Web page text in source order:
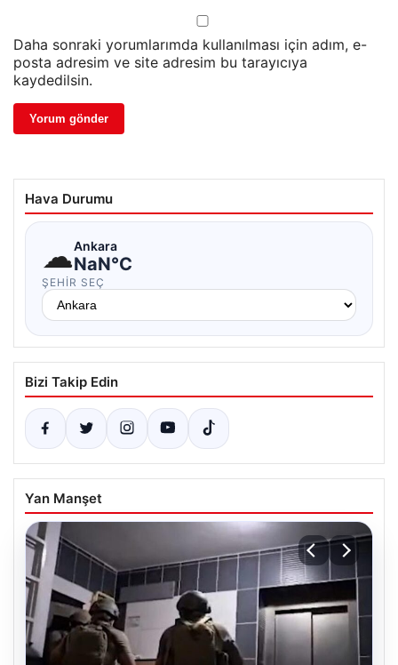
Daha sonraki yorumlarımda kullanılması için adım, e-
posta adresim ve site adresim bu tarayıcıya
kaydedilsin.
Hava Durumu
☁Ankara
NaN°C
ŞEHIR SEÇ
Bizi Takip Edin
Yan Manşet